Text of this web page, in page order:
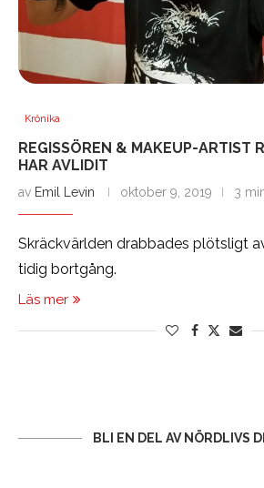
Krönika
REGISSÖREN & MAKEUP-ARTIST
HAR AVLIDIT
av Emil Levin oktober 9, 2019 3
Skräckvärlden drabbades plötsligt
tidig bortgång.
Läs mer
BLI EN DEL AV NÖRDLIVS